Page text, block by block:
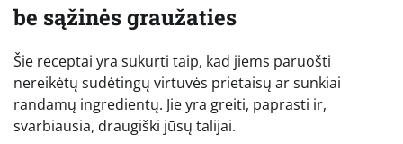
be sąžinės graužaties
Šie receptai yra sukurti taip, kad jiems paruošti
nereikėtų sudėtingų virtuvės prietaisų ar sunkiai
randamų ingredientų. Jie yra greiti, paprasti ir,
svarbiausia, draugiški jūsų talijai.